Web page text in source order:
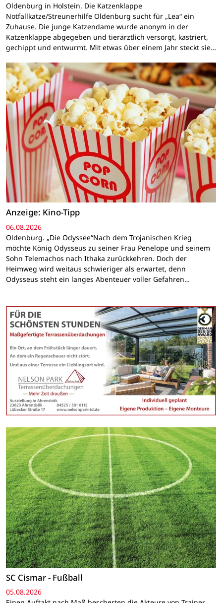
Oldenburg in Holstein. Die Katzenklappe
Notfallkatze/Streunerhilfe Oldenburg sucht für „Lea“ ein
Zuhause. Die junge Katzendame wurde anonym in der
Katzenklappe abgegeben und tierärztlich versorgt, kastriert,
gechippt und entwurmt. Mit etwas über einem Jahr steckt sie…
Anzeige: Kino-Tipp
06.08.2026
Oldenburg. „Die Odyssee“Nach dem Trojanischen Krieg
möchte König Odysseus zu seiner Frau Penelope und seinem
Sohn Telemachos nach Ithaka zurückkehren. Doch der
Heimweg wird weitaus schwieriger als erwartet, denn
Odysseus steht ein langes Abenteuer voller Gefahren…
SC Cismar - Fußball
05.08.2026